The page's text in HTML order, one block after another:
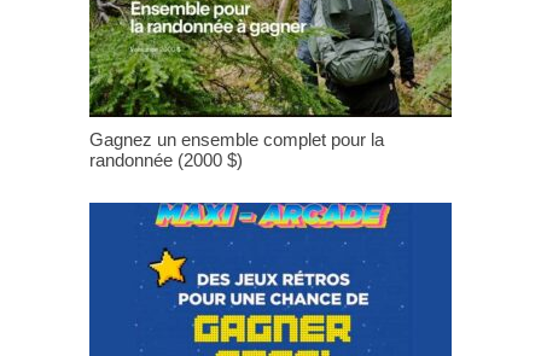
Gagnez un ensemble complet pour la
randonnée (2000 $)